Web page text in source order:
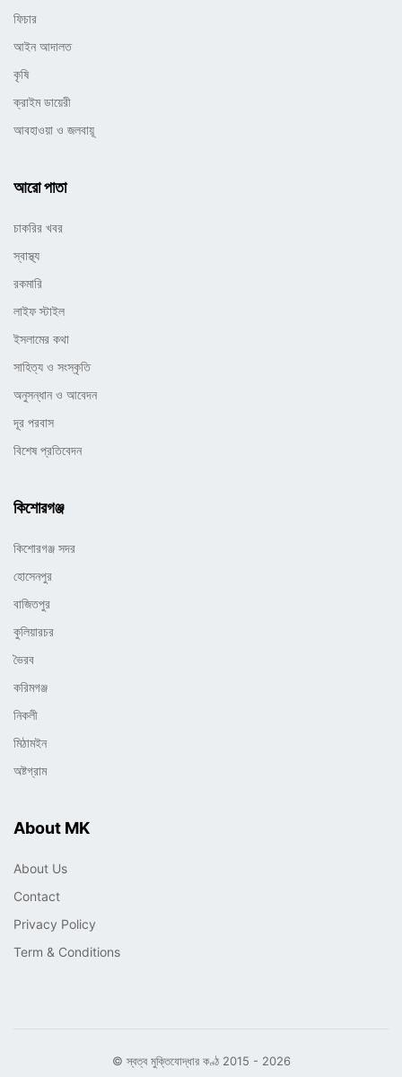
ফিচার
আইন আদালত
কৃষি
ক্রাইম ডায়েরী
আবহাওয়া ও জলবায়ূ
আরো পাতা
চাকরির খবর
স্বাস্থ্য
রকমারি
লাইফ স্টাইল
ইসলামের কথা
সাহিত্য ও সংস্কৃতি
অনুসন্ধান ও আবেদন
দূর পরবাস
বিশেষ প্রতিবেদন
কিশোরগঞ্জ
কিশোরগঞ্জ সদর
হোসেনপুর
বাজিতপুর
কুলিয়ারচর
ভৈরব
করিমগঞ্জ
নিকলী
মিঠামইন
অষ্টগ্রাম
About MK
About Us
Contact
Privacy Policy
Term & Conditions
© স্বত্ব মুক্তিযোদ্ধার কণ্ঠ 2015 - 2026